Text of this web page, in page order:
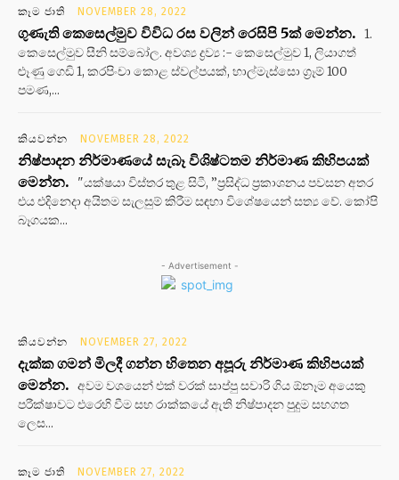
කෑම ජාති NOVEMBER 28, 2022
ගුණැති කෙසෙල්මුව විවිධ රස වලින් රෙසිපි 5ක් මෙන්න. 1.
කෙසෙල්මුව සීනි සම්බෝල. අවශ්‍ය ද්‍රව්‍ය :- කෙසෙල්මුව 1, ලියාගත්
ළූණු ගෙඩි 1, කරපිංචා කොළ ස්වල්පයක්, හාල්මැස්සො ග්‍රෑම් 100
පමණ,...
කියවන්න NOVEMBER 28, 2022
නිෂ්පාදන නිර්මාණයේ සැබෑ විශිෂ්ටතම නිර්මාණ කිහිපයක්
මෙන්න.
"යක්ෂයා විස්තර තුළ සිටී, ”ප්‍රසිද්ධ ප්‍රකාශනය පවසන අතර
එය එදිනෙදා අයිතම සැලසුම් කිරීම සඳහා විශේෂයෙන් සත්‍ය වේ. කෝපි
බෑගයක...
- Advertisement -
කියවන්න NOVEMBER 27, 2022
දැක්ක ගමන් මිලදී ගන්න හිතෙන අපූරු නිර්මාණ කිහිපයක්
මෙන්න. අවම වශයෙන් එක් වරක් සාප්පු සවාරි ගිය ඕනෑම අයෙකු
පරීක්ෂාවට එරෙහි වීම සහ රාක්කයේ ඇති නිෂ්පාදන පුදුම සහගත
ලෙස...
කෑම ජාති NOVEMBER 27, 2022